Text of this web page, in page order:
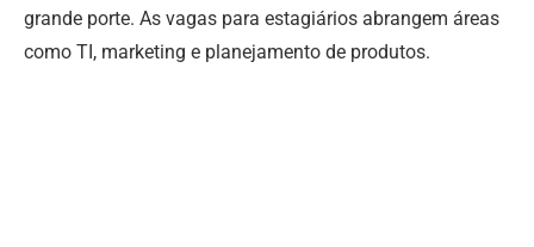
grande porte. As vagas para estagiários abrangem áreas
como TI, marketing e planejamento de produtos.